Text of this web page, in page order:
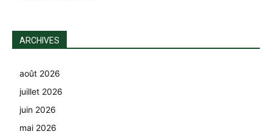
ARCHIVES
août 2026
juillet 2026
juin 2026
mai 2026